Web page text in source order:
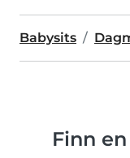
Babysits
Finn